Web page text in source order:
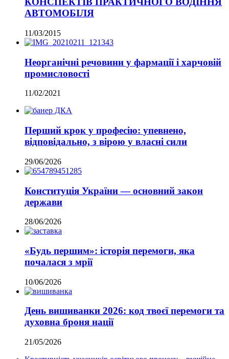
АВТОМОБІЛЯ
11/03/2015
Неорганічні речовини у фармації і харчовій
промисловості
11/02/2021
Перший крок у професію: упевнено,
відповідально, з вірою у власні сили
29/06/2026
Конституція України — основний закон
держави
28/06/2026
«Будь першим»: історія перемоги, яка
почалася з мрії
10/06/2026
День вишиванки 2026: код твоєї перемоги та
духовна броня нації
21/05/2026